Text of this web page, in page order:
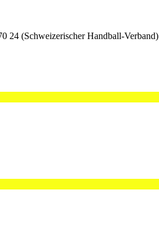
24 (Schweizerischer Handball-Verband)